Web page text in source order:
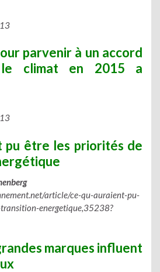
parvenir à un accord
le climat en 2015 a
pu être les priorités de
article/ce-qu-auraient-pu-
energetique,35238?
marques influent